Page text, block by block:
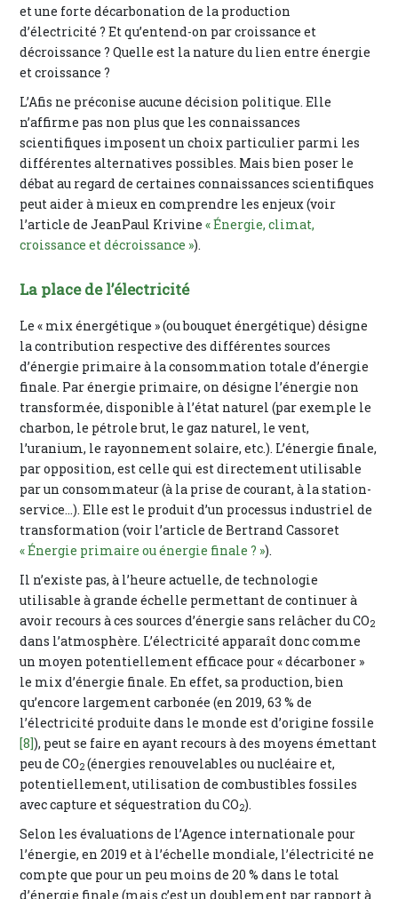
et une forte décarbonation de la production
d’électricité ? Et qu’entend-on par croissance et
décroissance ? Quelle est la nature du lien entre énergie
et croissance ?
L’Afis ne préconise aucune décision politique. Elle
n’affirme pas non plus que les connaissances
scientifiques imposent un choix particulier parmi les
différentes alternatives possibles. Mais bien poser le
débat au regard de certaines connaissances scientifiques
peut aider à mieux en comprendre les enjeux (voir
l’article de JeanPaul Krivine« Énergie, climat,
croissance et décroissance »).
La place de l’électricité
Le « mix énergétique » (ou bouquet énergétique) désigne
la contribution respective des différentes sources
d’énergie primaire à la consommation totale d’énergie
finale. Par énergie primaire, on désigne l’énergie non
transformée, disponible à l’état naturel (par exemple le
charbon, le pétrole brut, le gaz naturel, le vent,
l’uranium, le rayonnement solaire, etc.). L’énergie finale,
par opposition, est celle qui est directement utilisable
par un consommateur (à la prise de courant, à la station-
service…). Elle est le produit d’un processus industriel de
transformation (voir l’article de Bertrand Cassoret
« Énergie primaire ou énergie finale ? »).
Il n’existe pas, à l’heure actuelle, de technologie
utilisable à grande échelle permettant de continuer à
avoir recours à ces sources d’énergie sans relâcher du CO2
dans l’atmosphère. L’électricité apparaît donc comme
un moyen potentiellement efficace pour « décarboner »
le mix d’énergie finale. En effet, sa production, bien
qu’encore largement carbonée (en 2019, 63 % de
l’électricité produite dans le monde est d’origine fossile
[8]), peut se faire en ayant recours à des moyens émettant
peu de CO2 (énergies renouvelables ou nucléaire et,
potentiellement, utilisation de combustibles fossiles
avec capture et séquestration du CO2).
Selon les évaluations de l’Agence internationale pour
l’énergie, en 2019 et à l’échelle mondiale, l’électricité ne
compte que pour un peu moins de 20 % dans le total
d’énergie finale (mais c’est un doublement par rapport à